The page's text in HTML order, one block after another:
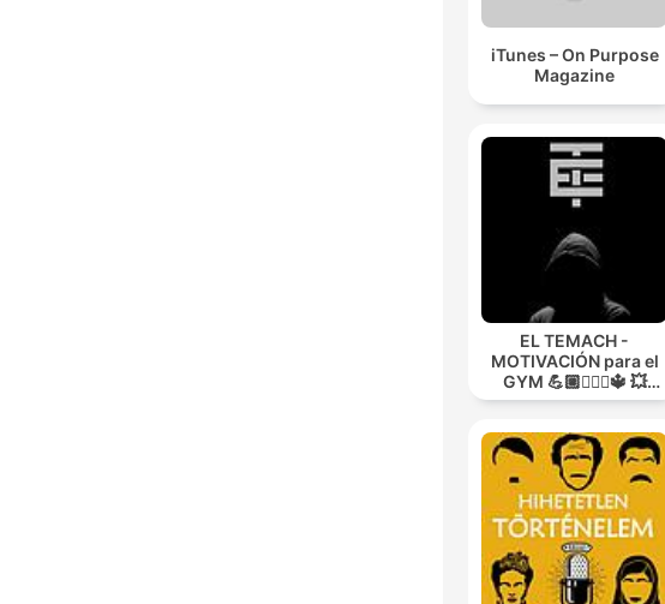
iTunes – On Purpose
Magazine
EL TEMACH -
MOTIVACIÓN para el
GYM 💪🏼🏋🏻‍♀🔱 💥
MODO GUERRA💥